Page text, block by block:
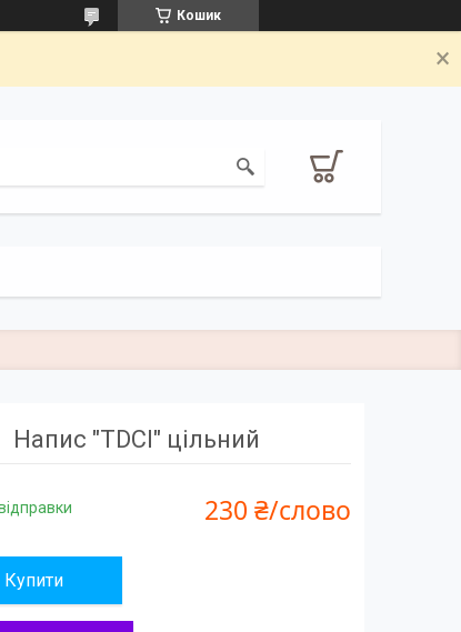
Кошик
Напис "TDCI" цільний
230 ₴/слово
Купити